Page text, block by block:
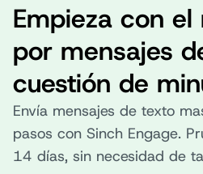
Empieza con
por mensajes
cuestión de
Envía mensajes de texto
pasos con Sinch Engage.
14 días, sin necesidad de